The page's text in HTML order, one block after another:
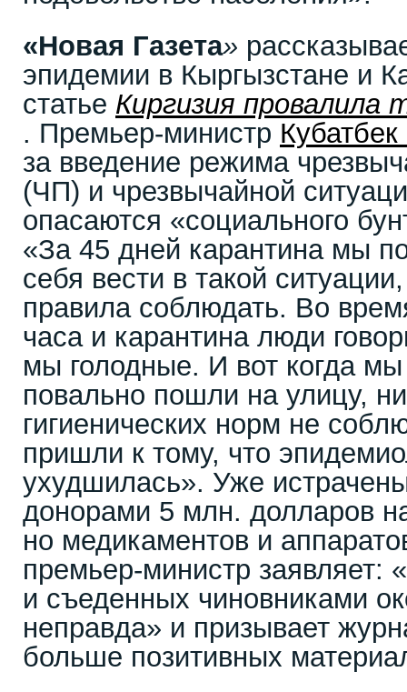
«Новая Газета»
эпидемии в Кыргызстане и
статье Киргизия провалила
. Премьер-министр
за введение режима
(ЧП) и чрезвычайной
опасаются «социального
«За 45 дней карантина мы
себя вести в такой
правила соблюдать. Во
часа и карантина люди
мы голодные. И вот когда
повально пошли на улицу,
гигиенических норм не
пришли к тому, что
ухудшилась». Уже
донорами 5 млн. долларов
но медикаментов и
премьер-министр заявляет:
и съеденных чиновниками
неправда» и призывает
больше позитивных